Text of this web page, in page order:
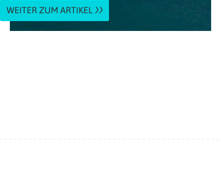
WEITER ZUM ARTIKEL